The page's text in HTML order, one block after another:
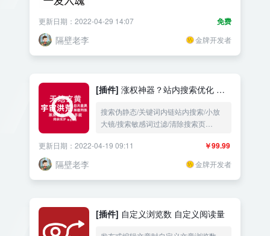
免费
更新日期：2022-04-29 14:07
隔壁老李 金牌开发者
[插件] 涨权神器？站内搜索优化 伪
搜索伪静态/关键词内链站内搜索/小放
大镜/搜索敏感词过滤/清除搜索页
￥99.99
更新日期：2022-04-19 09:11
隔壁老李 金牌开发者
[插件] 自定义浏览数 自定义阅读量